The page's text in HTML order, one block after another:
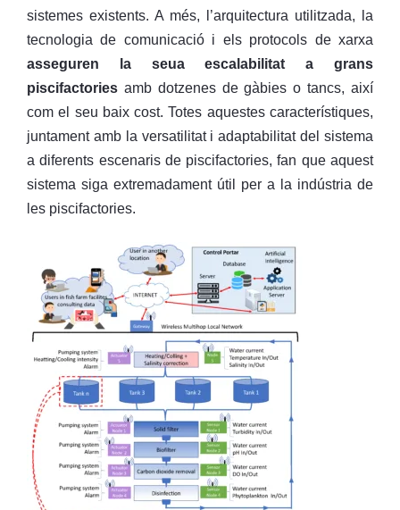
sistemes existents. A més, l’arquitectura utilitzada, la
tecnologia de comunicació i els protocols de xarxa
asseguren la seua escalabilitat a grans
piscifactories amb dotzenes de gàbies o tancs, així
com el seu baix cost. Totes aquestes característiques,
juntament amb la versatilitat i adaptabilitat del sistema
a diferents escenaris de piscifactories, fan que aquest
sistema siga extremadament útil per a la indústria de
les piscifactories.